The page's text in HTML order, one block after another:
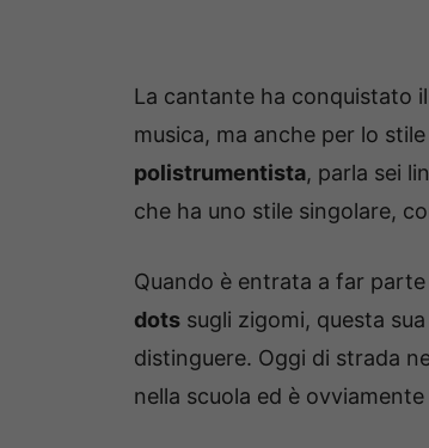
La cantante ha conquistato
musica, ma anche per lo
polistrumentista, parla sei
che ha uno stile singolare,
Quando è entrata a far
dots sugli zigomi, questa
distinguere. Oggi di strada
nella scuola ed è